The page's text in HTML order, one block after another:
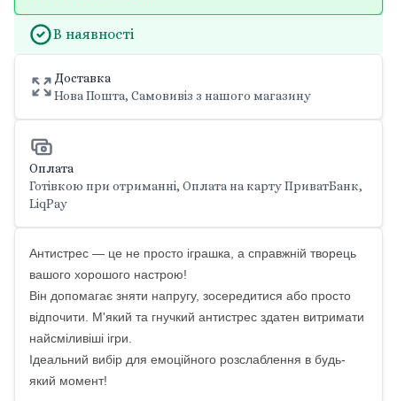
В наявності
Доставка
Нова Пошта, Самовивіз з нашого магазину
Оплата
Готівкою при отриманні, Оплата на карту ПриватБанк,
LiqPay
Антистрес — це не просто іграшка, а справжній творець
вашого хорошого настрою!
Він допомагає зняти напругу, зосередитися або просто
відпочити. М'який та гнучкий антистрес здатен витримати
найсміливіші ігри.
Ідеальний вибір для емоційного розслаблення в будь-
який момент!